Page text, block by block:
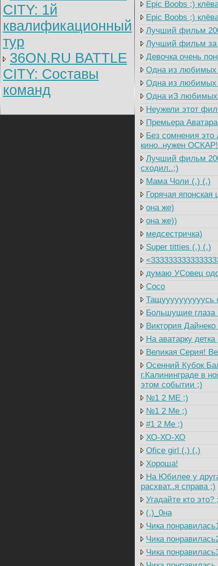
CITY: 1й
квалификационный
тур
36ON.RU BATTLE
CITY: Составы
команд
Epic Boobs ;)
Epic Boobs ;)
Лучший фильм
Лучший фильм за
Девочка очень
Одна из любимых
Одна из любимых
Одна иЗ любимых
Неужели этот
Премьера
Без сомнения
кино..нужен ОСКАР!
Лучший фильм
сходил..;)
Мама Чоли (.) (.)
Горячая
она же)
она же))
медсестричка)
Super titties (.) (.)
думаю УСовец
Coco
Тащуууууууууусь
Большущие глаза
Виктория
На аватарку детка
Великая Серия!
Осенний Кубок
г.Калининграде в
этом событии ;)
№1 2 ME ;)
№1 2 Me ;)
#1 2 Me ;)
ХО-ХО-ХО
Ofice girl (.) (.)
Хороша!
На Юбилее у
расхват..я справа ;)
Угадайте кто это?
(.)_0на
Чика
Чика
Чика